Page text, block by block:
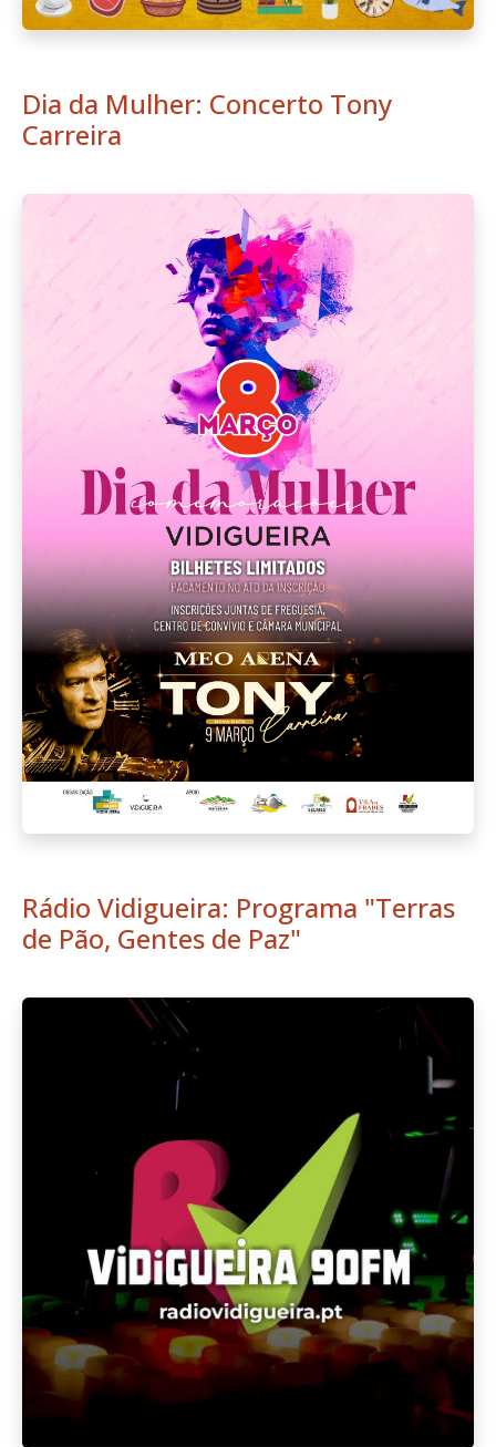
Dia da Mulher: Concerto Tony
Carreira
Rádio Vidigueira: Programa "Terras
de Pão, Gentes de Paz"